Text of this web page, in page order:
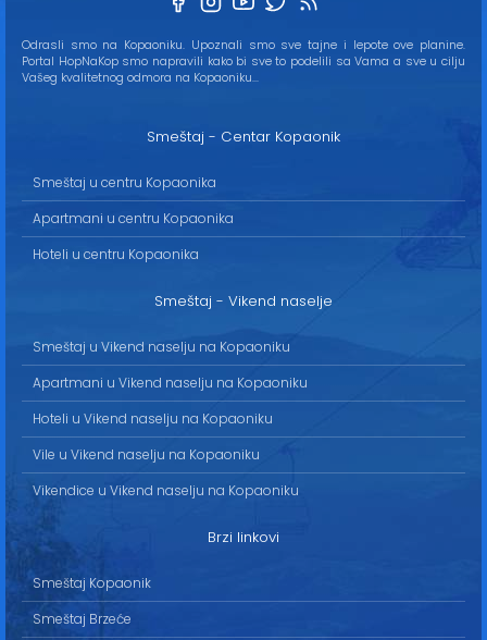
Odrasli smo na Kopaoniku. Upoznali smo sve tajne i lepote ove planine.
Portal HopNaKop smo napravili kako bi sve to podelili sa Vama a sve u cilju
Vašeg kvalitetnog odmora na Kopaoniku...
Smeštaj - Centar Kopaonik
Smeštaj u centru Kopaonika
Apartmani u centru Kopaonika
Hoteli u centru Kopaonika
Smeštaj - Vikend naselje
Smeštaj u Vikend naselju na Kopaoniku
Apartmani u Vikend naselju na Kopaoniku
Hoteli u Vikend naselju na Kopaoniku
Vile u Vikend naselju na Kopaoniku
Vikendice u Vikend naselju na Kopaoniku
Brzi linkovi
Smeštaj Kopaonik
Smeštaj Brzeće